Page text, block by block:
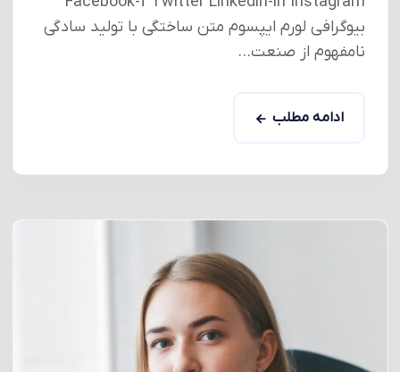
بیوگرافی لورم ایپسوم متن ساختگی با تولید سادگی
نامفهوم از صنعت...
ادامه مطلب